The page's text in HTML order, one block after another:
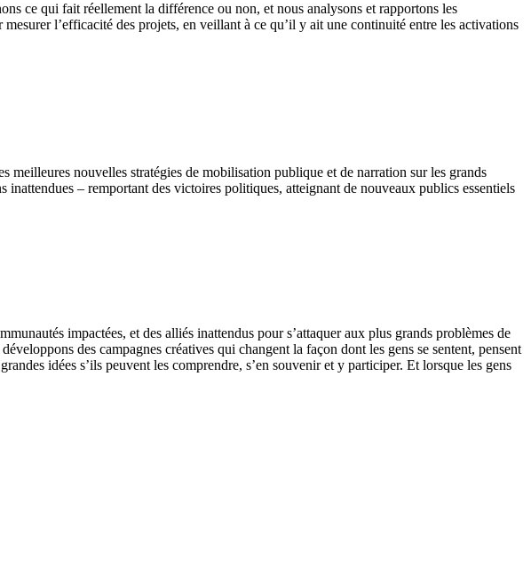
ce qui fait réellement la différence ou non, et nous analysons et rapportons les
l’efficacité des projets, en veillant à ce qu’il y ait une continuité entre les activations
nouvelles stratégies de mobilisation publique et de narration sur les grands
– remportant des victoires politiques, atteignant de nouveaux publics essentiels
impactées, et des alliés inattendus pour s’attaquer aux plus grands problèmes de
des campagnes créatives qui changent la façon dont les gens se sentent, pensent
idées s’ils peuvent les comprendre, s’en souvenir et y participer. Et lorsque les gens